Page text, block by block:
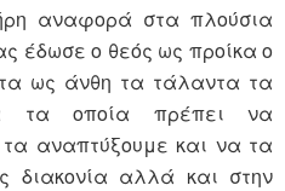
αναφορά στα πλούσια
έδωσε ο θεός ως προίκα ο
ως άνθη τα τάλαντα τα
τα οποία πρέπει να
αναπτύξουμε και να τα
διακονία αλλά και στην